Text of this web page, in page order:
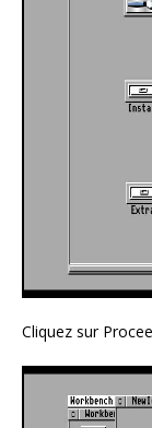
Cliquez sur